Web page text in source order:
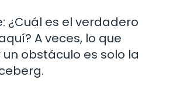
¿Cuál es el verdadero
A veces, lo que
obstáculo es solo la